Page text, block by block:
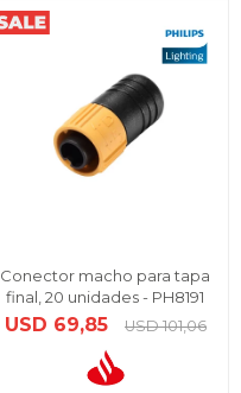
Conector macho para tapa
final, 20 unidades - PH8191
USD 69,85 USD 101,06